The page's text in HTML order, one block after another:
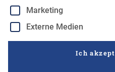
Enthält 7% MwSt.
zzgl.
Versand
Nicht vorrätig
Marketing
Externe Medien
Ich